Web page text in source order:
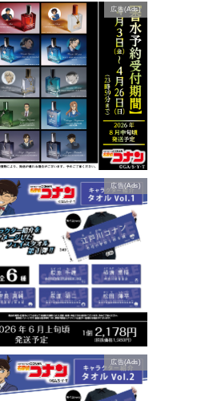
広告(Ads)
広告(Ads)
広告(Ads)